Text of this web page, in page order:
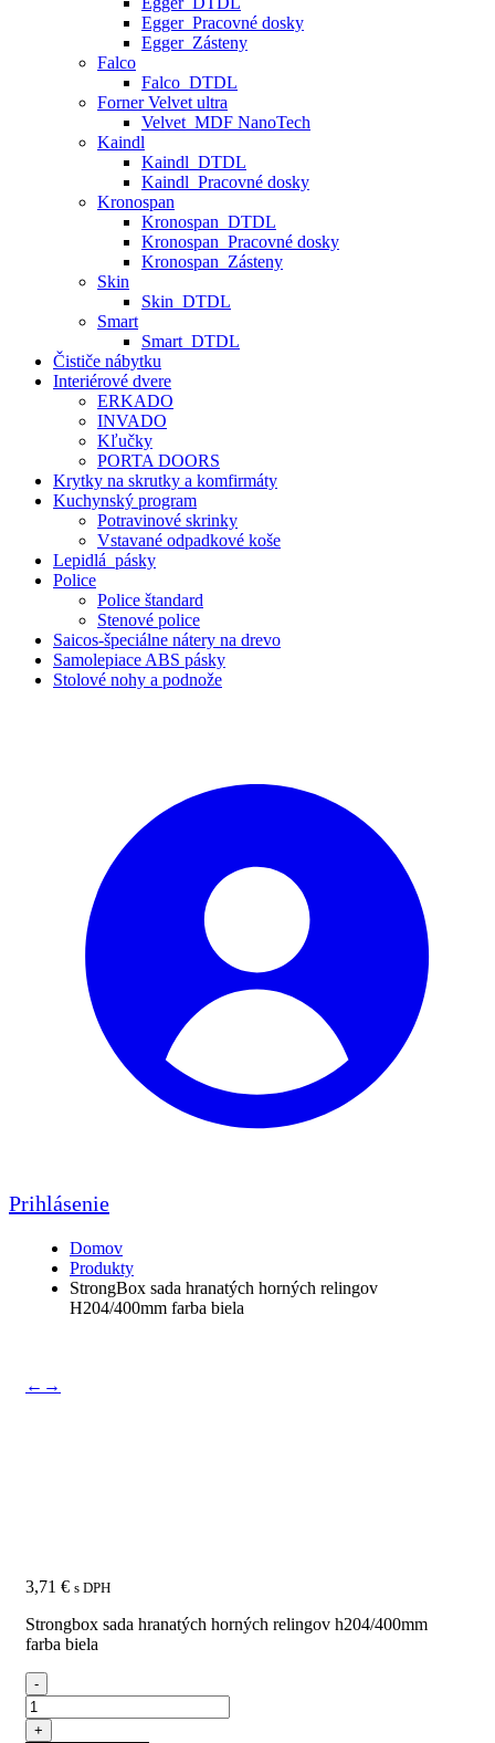
Egger_Pracovné dosky
Egger_Zásteny
Falco
Falco_DTDL
Forner Velvet ultra
Velvet_MDF NanoTech
Kaindl
Kaindl_DTDL
Kaindl_Pracovné dosky
Kronospan
Kronospan_DTDL
Kronospan_Pracovné dosky
Kronospan_Zásteny
Skin
Skin_DTDL
Smart
Smart_DTDL
Čističe nábytku
Interiérové dvere
ERKADO
INVADO
Kľučky
PORTA DOORS
Krytky na skrutky a komfirmáty
Kuchynský program
Potravinové skrinky
Vstavané odpadkové koše
Lepidlá_pásky
Police
Police štandard
Stenové police
Saicos-špeciálne nátery na drevo
Samolepiace ABS pásky
Stolové nohy a podnože
Prihlásenie
Domov
Produkty
StrongBox sada hranatých horných relingov
H204/400mm farba biela
← →
3,71 € s DPH
Strongbox sada hranatých horných relingov h204/400mm
farba biela
-
množstvo
StrongBox
+